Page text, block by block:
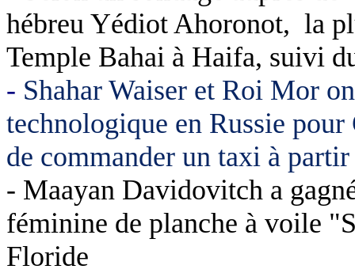
hébreu Yédiot Ahoronot, la
Temple Bahai à Haifa, suivi
- Shahar Waiser et Roi Mor
technologique en Russie
de commander un taxi à
- Maayan Davidovitch a
féminine de planche à voile
Floride